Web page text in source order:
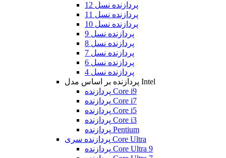
پردازنده نسل 12
پردازنده نسل 11
پردازنده نسل 10
پردازنده نسل 9
پردازنده نسل 8
پردازنده نسل 7
پردازنده نسل 6
پردازنده نسل 4
پردازنده بر اساس مدل Intel
پردازنده Core i9
پردازنده Core i7
پردازنده Core i5
پردازنده Core i3
پردازنده Pentium
پردازنده سری Core Ultra
پردازنده Core Ultra 9